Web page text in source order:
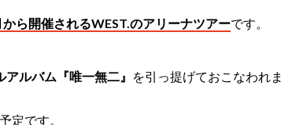
ら開催されるWEST.のアリーナツアーです。
ルバム『唯一無二』 を引っ提げておこなわれま
定です。